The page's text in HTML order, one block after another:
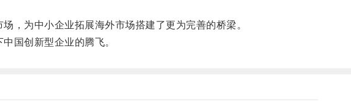
为中小企业拓展海外市场搭建了更为完善的桥梁。
国创新型企业的腾飞。